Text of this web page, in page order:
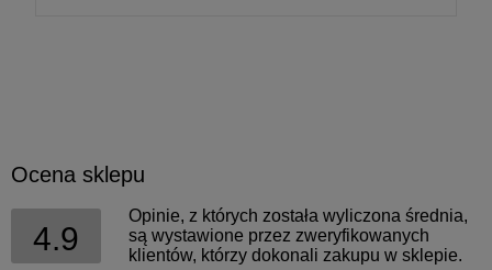
Ocena sklepu
4.9
Opinie, z których została wyliczona średnia,
są wystawione przez zweryfikowanych
klientów, którzy dokonali zakupu w sklepie.